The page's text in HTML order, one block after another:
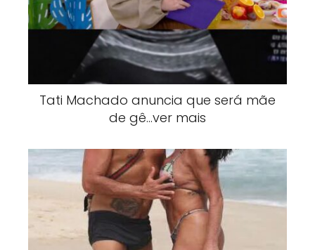
Tati Machado anuncia que será mãe
de gê…ver mais